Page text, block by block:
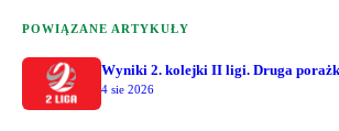
POWIĄZANE ARTYKUŁY
Wyniki 2. kolejki II ligi. Druga
4 sie 2026